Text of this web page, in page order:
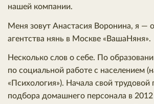
нашей компании.
Меня зовут Анастасия Воронина, я —
агентства нянь в Москве «ВашаНяня».
Несколько слов о себе. По
по социальной работе с населением
«Психология»). Начала свой трудовой
подбора домашнего персонала в 2012